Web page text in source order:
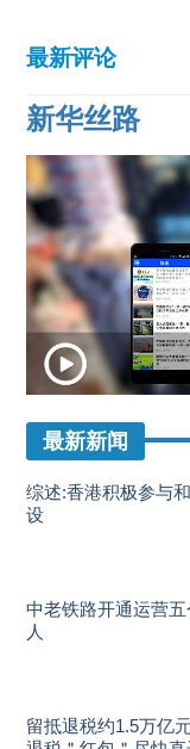
最新评论
新华丝路
最新新闻
综述:香港积极参与
设
中老铁路开通运营
人
留抵退税约1.5万亿